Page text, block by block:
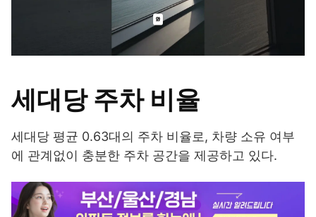
세대당 주차 비율
세대당 평균 0.63대의 주차 비율로, 차량 소유 여부
에 관계없이 충분한 주차 공간을 제공하고 있다.